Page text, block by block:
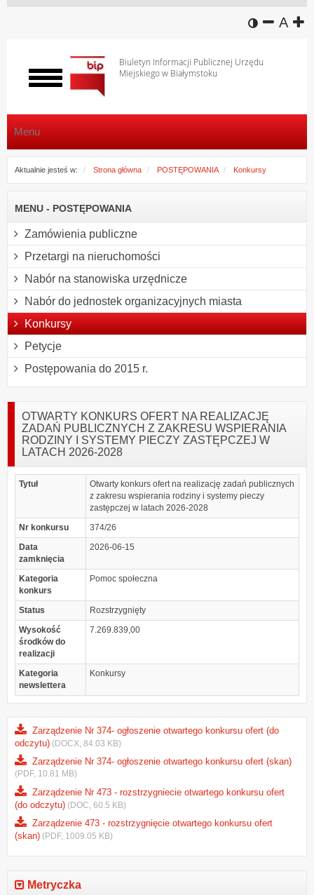
wersja
A
Biuletyn Informacji Publicznej Urzędu
Miejskiego w Białymstoku
Włącz
menu
Menu
Aktualnie jesteś w: Strona główna POSTĘPOWANIA Konkursy
MENU - POSTĘPOWANIA
Zamówienia publiczne
Przetargi na nieruchomości
Nabór na stanowiska urzędnicze
Nabór do jednostek organizacyjnych miasta
Konkursy
Petycje
Postępowania do 2015 r.
OTWARTY KONKURS OFERT NA REALIZACJĘ
ZADAŃ PUBLICZNYCH Z ZAKRESU WSPIERANIA
RODZINY I SYSTEMY PIECZY ZASTĘPCZEJ W
LATACH 2026-2028
Tytuł
Otwarty konkurs ofert na realizację zadań publicznych
z zakresu wspierania rodziny i systemy pieczy
zastępczej w latach 2026-2028
Nr konkursu
374/26
Data
zamknięcia
2026-06-15
Kategoria
konkurs
Pomoc społeczna
Status
Rozstrzygnięty
Wysokość
środków do
realizacji
7.269.839,00
Kategoria
newslettera
Konkursy
Zarządzenie Nr 374- ogłoszenie otwartego konkursu ofert (do
odczytu) (DOCX, 84.03 KB)
Zarządzenie Nr 374- ogłoszenie otwartego konkursu ofert (skan)
(PDF, 10.81 MB)
Zarządzenie Nr 473 - rozstrzygniecie otwartego konkursu ofert
(do odczytu) (DOC, 60.5 KB)
Zarządzenie 473 - rozstrzygnięcie otwartego konkursu ofert
(skan) (PDF, 1009.05 KB)
Metryczka